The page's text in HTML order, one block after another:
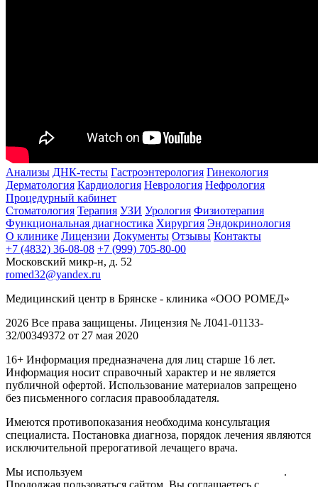
Анализы ДНК-тесты Гастроэнтерология Гинекология
Дерматология Кардиология Неврология Нефрология
Процедурный кабинет
Стоматология Терапия УЗИ Урология Физиотерапия
Функциональная диагностика Хирургия Эндокринология
О клинике Лицензии Документы Отзывы Контакты
+7 (4832) 36-08-08 +7 (999) 705-80-00
Московский микр-н, д. 52
romed32@yandex.ru
Медицинский центр в Брянске - клиника «ООО РОМЕД»
2026 Все права защищены. Лицензия № Л041-01133-
32/00349372 от 27 мая 2020
16+ Информация предназначена для лиц старше 16 лет.
Информация носит справочный характер и не является
публичной офертой. Использование материалов запрещено
без письменного согласия правообладателя.
Имеются противопоказания необходима консультация
специалиста. Постановка диагноза, порядок лечения являются
исключительной прерогативой лечащего врача.
Мы используем
.
Продолжая пользоваться сайтом, Вы соглашаетесь с